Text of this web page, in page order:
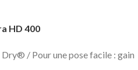
HD 400
Dry® / Pour une pose facile : gain